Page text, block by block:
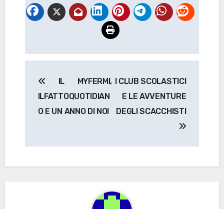
articoli
IL MYFERMI,
ILFATTOQUOTIDIAN
O E UN ANNO DI NOI
I CLUB SCOLASTICI
E LE AVVENTURE
DEGLI SCACCHISTI